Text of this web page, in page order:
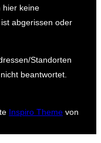
hier keine
abgerissen oder
Standorten
beantwortet.
Inspiro Theme von